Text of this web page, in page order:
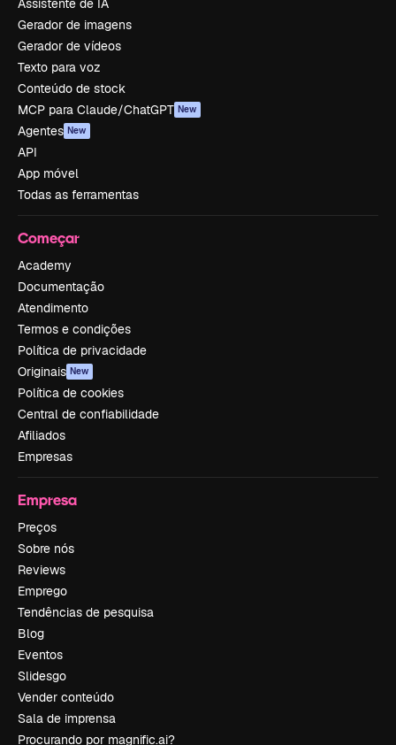
Assistente de IA
Gerador de imagens
Gerador de vídeos
Texto para voz
Conteúdo de stock
MCP para Claude/ChatGPT New
Agentes New
API
App móvel
Todas as ferramentas
Começar
Academy
Documentação
Atendimento
Termos e condições
Política de privacidade
Originais New
Política de cookies
Central de confiabilidade
Afiliados
Empresas
Empresa
Preços
Sobre nós
Reviews
Emprego
Tendências de pesquisa
Blog
Eventos
Slidesgo
Vender conteúdo
Sala de imprensa
Procurando por magnific.ai?